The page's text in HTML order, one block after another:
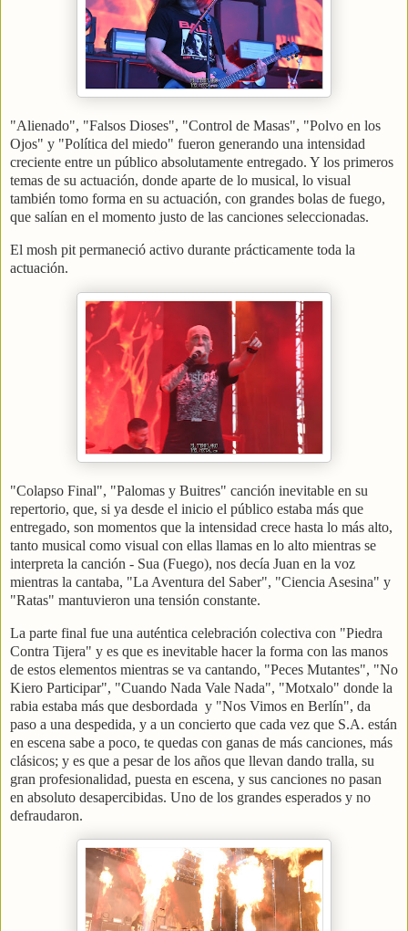
"Alienado", "Falsos Dioses", "Control de Masas", "Polvo en los
Ojos" y "Política del miedo" fueron generando una intensidad
creciente entre un público absolutamente entregado. Y los primeros
temas de su actuación, donde aparte de lo musical, lo visual
también tomo forma en su actuación, con grandes bolas de fuego,
que salían en el momento justo de las canciones seleccionadas.
El mosh pit permaneció activo durante prácticamente toda la
actuación.
"Colapso Final", "Palomas y Buitres" canción inevitable en su
repertorio, que, si ya desde el inicio el público estaba más que
entregado, son momentos que la intensidad crece hasta lo más alto,
tanto musical como visual con ellas llamas en lo alto mientras se
interpreta la canción - Sua (Fuego), nos decía Juan en la voz
mientras la cantaba, "La Aventura del Saber", "Ciencia Asesina" y
"Ratas" mantuvieron una tensión constante.
La parte final fue una auténtica celebración colectiva con "Piedra
Contra Tijera" y es que es inevitable hacer la forma con las manos
de estos elementos mientras se va cantando, "Peces Mutantes", "No
Kiero Participar", "Cuando Nada Vale Nada", "Motxalo" donde la
rabia estaba más que desbordada y "Nos Vimos en Berlín", da
paso a una despedida, y a un concierto que cada vez que S.A. están
en escena sabe a poco, te quedas con ganas de más canciones, más
clásicos; y es que a pesar de los años que llevan dando tralla, su
gran profesionalidad, puesta en escena, y sus canciones no pasan
en absoluto desapercibidas. Uno de los grandes esperados y no
defraudaron.